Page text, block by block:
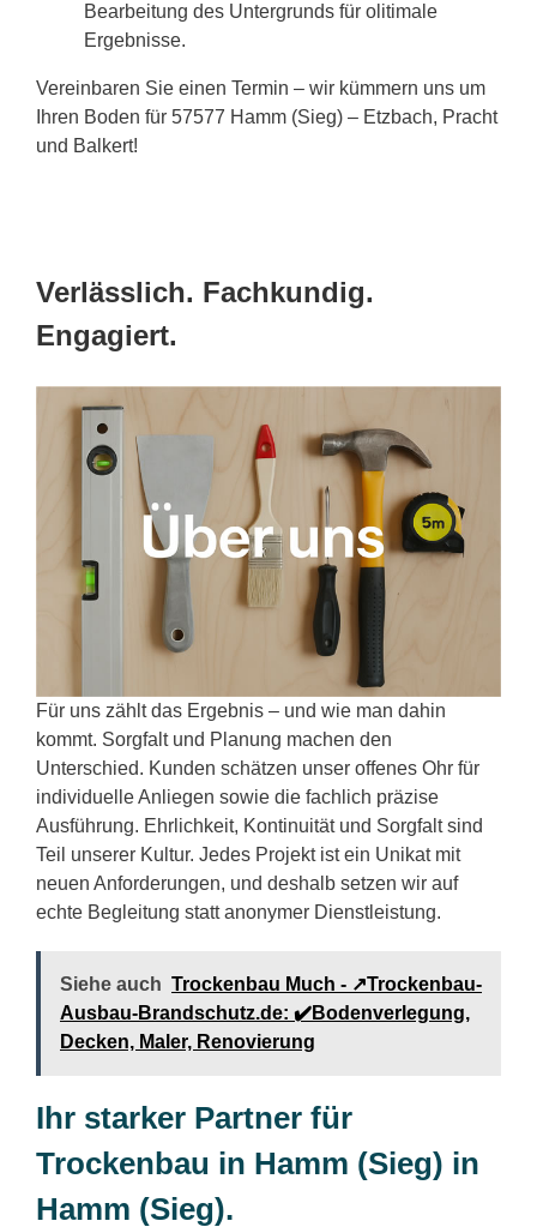
Bearbeitung des Untergrunds für olitimale
Ergebnisse.
Vereinbaren Sie einen Termin – wir kümmern uns um
Ihren Boden für 57577 Hamm (Sieg) – Etzbach, Pracht
und Balkert!
Verlässlich. Fachkundig.
Engagiert.
Für uns zählt das Ergebnis – und wie man dahin
kommt. Sorgfalt und Planung machen den
Unterschied. Kunden schätzen unser offenes Ohr für
individuelle Anliegen sowie die fachlich präzise
Ausführung. Ehrlichkeit, Kontinuität und Sorgfalt sind
Teil unserer Kultur. Jedes Projekt ist ein Unikat mit
neuen Anforderungen, und deshalb setzen wir auf
echte Begleitung statt anonymer Dienstleistung.
Siehe auch Trockenbau Much - ↗️Trockenbau-
Ausbau-Brandschutz.de: ✔️Bodenverlegung,
Decken, Maler, Renovierung
Ihr starker Partner für
Trockenbau in Hamm (Sieg) in
Hamm (Sieg).